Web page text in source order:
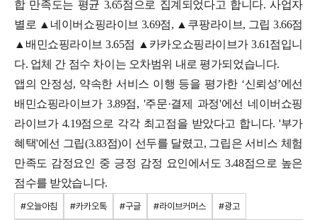
합 만족도는 평균 3.65점으로 집계되었다고 합니다. 사업자
별로 ▲네이버쇼핑라이브 3.69점, ▲쿠팡라이브, 그립 3.66점
▲배민쇼핑라이브 3.65점 ▲카카오쇼핑라이브가 3.61점입니
다. 업체 간 점수 차이는 오차범위 내로 평가되었습니다.
앱의 안정성, 약속한 서비스 이행 등을 평가한 ‘신뢰성’에선
배민쇼핑라이브가 3.89점, '주문·결제 과정'에선 네이버쇼핑
라이브가 4.19점으로 각각 최고점을 받았다고 합니다. '부가
혜택'에선 그립(3.83점)이 선두를 달렸고, 그립은 서비스 체험
만족도 감정요인 중 긍정 감정 요인에서도 3.48점으로 높은
점수를 받았습니다.
#오늘아침 #카카오톡 #구글 #라이브커머스 #광고